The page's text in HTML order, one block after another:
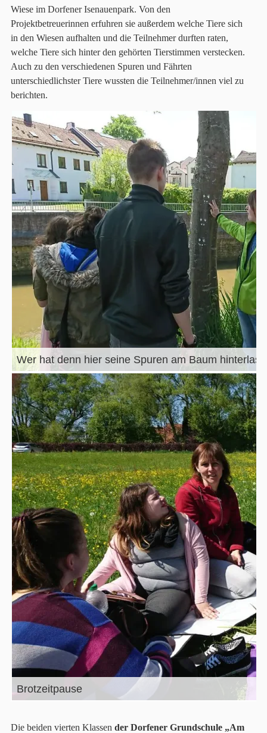
Wiese im Dorfener Isenauenpark. Von den
Projektbetreuerinnen erfuhren sie außerdem welche Tiere sich
in den Wiesen aufhalten und die Teilnehmer durften raten,
welche Tiere sich hinter den gehörten Tierstimmen verstecken.
Auch zu den verschiedenen Spuren und Fährten
unterschiedlichster Tiere wussten die Teilnehmer/innen viel zu
berichten.
Wer hat denn hier seine Spuren am Baum
Brotzeitpause
Die beiden vierten Klassen der Dorfener Grundschule „Am